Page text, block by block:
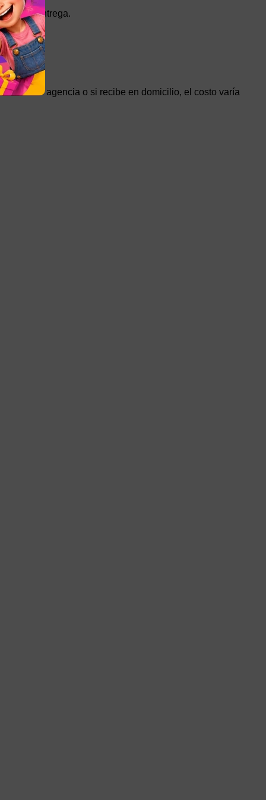
la entrega.
en agencia o si recibe en domicilio, el costo varía